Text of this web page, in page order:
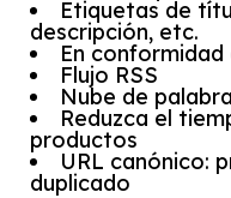
Etiquetas de
descripción, etc.
En conformidad
Flujo RSS
Nube de
Reduzca el
productos
URL canónico:
duplicado